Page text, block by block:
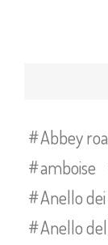
Abbey
amboise
Anello
Anello